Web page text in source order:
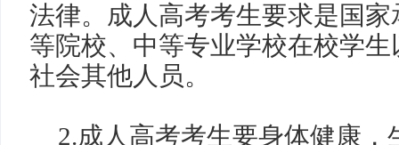
法律。成人高考考生要求是国
等院校、中等专业学校在校学
社会其他人员。
2.成人高考考生要身体健康，